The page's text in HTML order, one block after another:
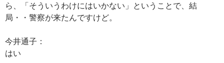
ら、「そういうわけにはいかない」ということで、結
局・・警察が来たんですけど。
今井通子：
はい